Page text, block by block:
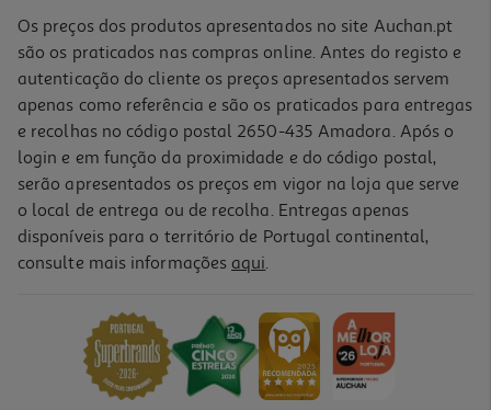
Livro Ler E Brincar: Um Aniversário Muito Especial!
PVP de editor
Os preços dos produtos apresentados no site Auchan.pt
são os praticados nas compras online. Antes do registo e
autenticação do cliente os preços apresentados servem
apenas como referência e são os praticados para entregas
e recolhas no código postal 2650-435 Amadora. Após o
login e em função da proximidade e do código postal,
serão apresentados os preços em vigor na loja que serve
o local de entrega ou de recolha. Entregas apenas
disponíveis para o território de Portugal continental,
consulte mais informações aqui.